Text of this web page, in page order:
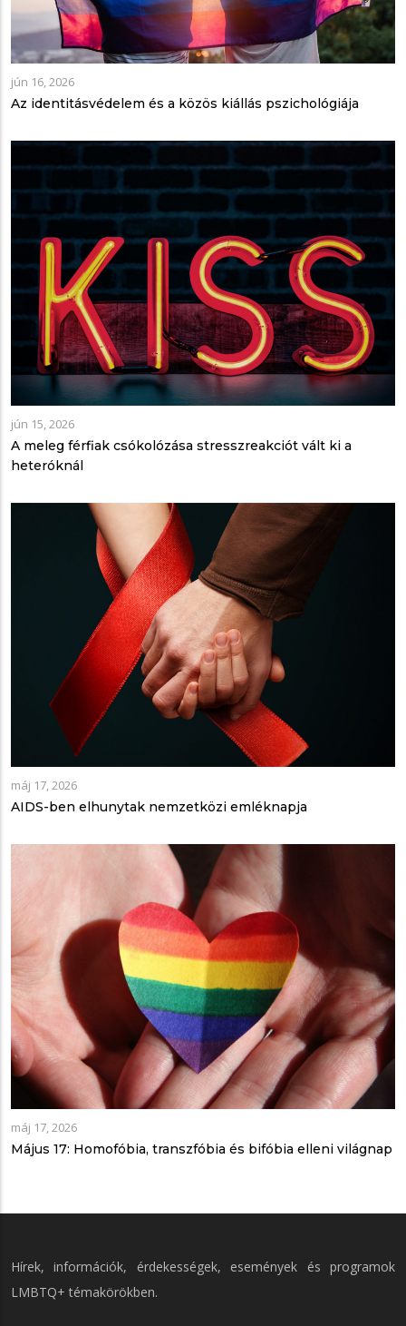
jún 16, 2026
Az identitásvédelem és a közös kiállás pszichológiája
jún 15, 2026
A meleg férfiak csókolózása stresszreakciót vált ki a
heteróknál
máj 17, 2026
AIDS-ben elhunytak nemzetközi emléknapja
máj 17, 2026
Május 17: Homofóbia, transzfóbia és bifóbia elleni világnap
Hírek, információk, érdekességek, események és programok
LMBTQ+ témakörökben.